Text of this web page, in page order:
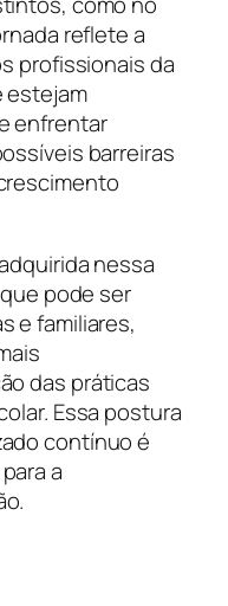
reflete a
profissionais da
estejam
enfrentar
barreiras
nessa
pode ser
e familiares,
das práticas
Essa postura
contínuo é
a